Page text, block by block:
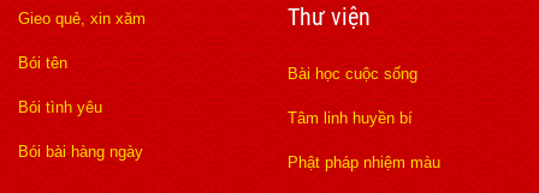
Gieo quẻ, xin xăm
Bói tên
Bói tình yêu
Bói bài hàng ngày
Thư viện
Bài học cuộc sống
Tâm linh huyền bí
Phật pháp nhiệm màu